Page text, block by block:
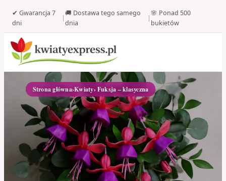
✔ Gwarancja 7
dni
|
🚚 Dostawa tego samego
dnia
|
🌸 Ponad 500
bukietów
Strona główna›Kwiaty› Fuksja – klasyczna